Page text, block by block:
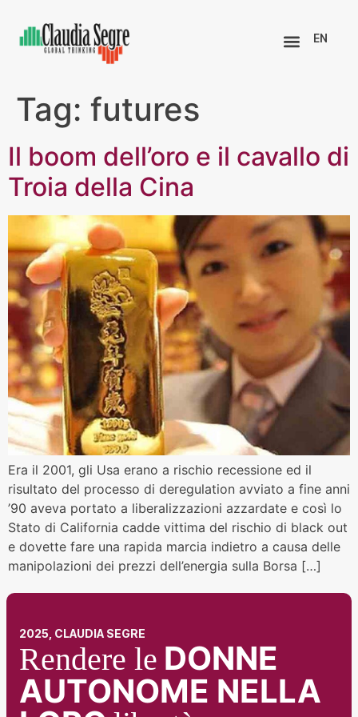
EN
Tag: futures
Il boom dell’oro e il cavallo di
Troia della Cina
Era il 2001, gli Usa erano a rischio recessione ed il
risultato del processo di deregulation avviato a fine anni
’90 aveva portato a liberalizzazioni azzardate e così lo
Stato di California cadde vittima del rischio di black out
e dovette fare una rapida marcia indietro a causa delle
manipolazioni dei prezzi dell’energia sulla Borsa […]
2025, CLAUDIA SEGRE
Rendere le DONNE
AUTONOME NELLA